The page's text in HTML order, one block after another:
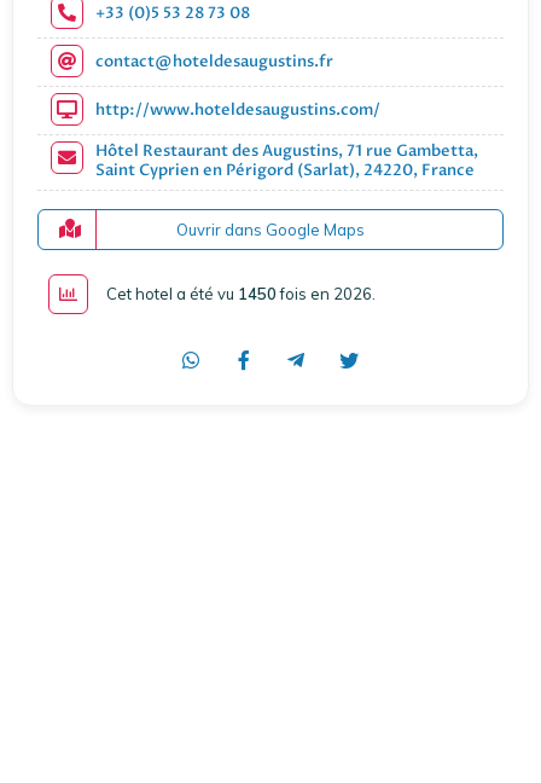
+33 (0)5 53 28 73 08
contact@hoteldesaugustins.fr
http://www.hoteldesaugustins.com/
Hôtel Restaurant des Augustins, 71 rue Gambetta,
Saint Cyprien en Périgord (Sarlat), 24220, France
Ouvrir dans Google Maps
Cet hotel a été vu 1450fois en 2026